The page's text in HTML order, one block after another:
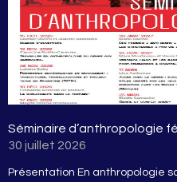
Séminaire d’anthropologie
30 juillet 2026
Présentation En anthropologie